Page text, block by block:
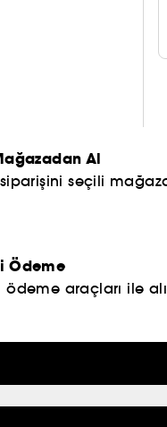
Al
seçili
Ödeme
ödeme araçları ile